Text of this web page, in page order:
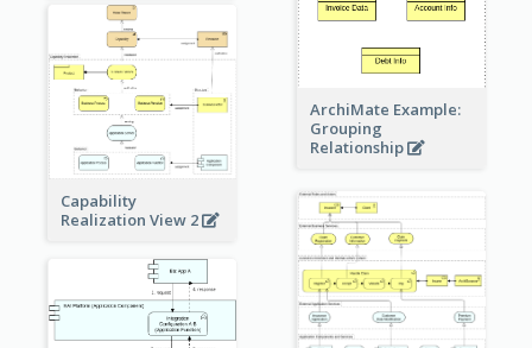
ArchiMate Example:
Grouping
Relationship
Capability
Realization View 2